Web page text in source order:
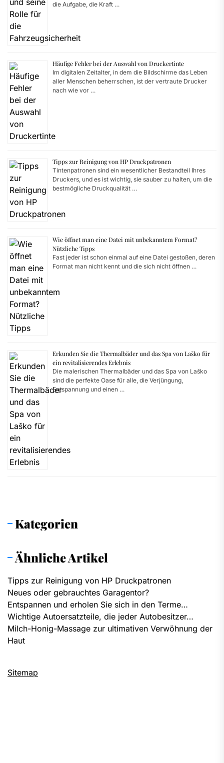
die Aufgabe, die Kraft …
Häufige Fehler bei der Auswahl von Druckertinte
Im digitalen Zeitalter, in dem die Bildschirme das Leben
aller Menschen beherrschen, ist der vertraute Drucker
nach wie vor …
Tipps zur Reinigung von HP Druckpatronen
Tintenpatronen sind ein wesentlicher Bestandteil Ihres
Druckers, und es ist wichtig, sie sauber zu halten, um die
bestmögliche Druckqualität …
Wie öffnet man eine Datei mit unbekanntem Format?
Nützliche Tipps
Fast jeder ist schon einmal auf eine Datei gestoßen, deren
Format man nicht kennt und die sich nicht öffnen …
Erkunden Sie die Thermalbäder und das Spa von Laško für
ein revitalisierendes Erlebnis
Die malerischen Thermalbäder und das Spa von Laško
sind die perfekte Oase für alle, die Verjüngung,
Entspannung und einen …
Kategorien
Ähnliche Artikel
Tipps zur Reinigung von HP Druckpatronen
Neues oder gebrauchtes Garagentor?
Entspannen und erholen Sie sich in den Terme…
Wichtige Autoersatzteile, die jeder Autobesitzer…
Milch-Honig-Massage zur ultimativen Verwöhnung der
Haut
Sitemap